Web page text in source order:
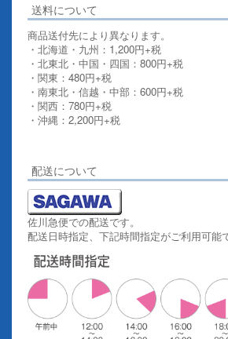
送料について
商品送付先により異なります。
・北海道・九州：1,200円+税
・北東北・中国・四国：800円+税
・関東：480円+税
・南東北・信越・中部：600円+税
・関西：780円+税
・沖縄：2,200円+税
配送について
佐川急便での配送です。
配送日時指定、下記時間指定がご利用可能